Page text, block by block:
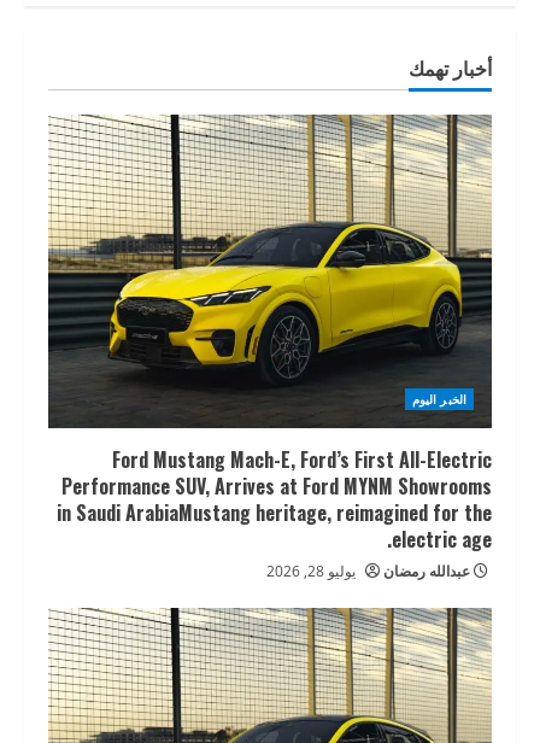
أخبار تهمك
الخبر اليوم
Ford Mustang Mach-E, Ford’s First All-Electric
Performance SUV, Arrives at Ford MYNM Showrooms
in Saudi ArabiaMustang heritage, reimagined for the
electric age.
عبدالله رمضان يوليو 28, 2026